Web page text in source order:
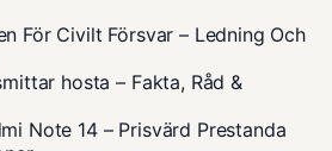
För Civilt Försvar – Ledning Och
hosta – Fakta, Råd &
Note 14 – Prisvärd Prestanda